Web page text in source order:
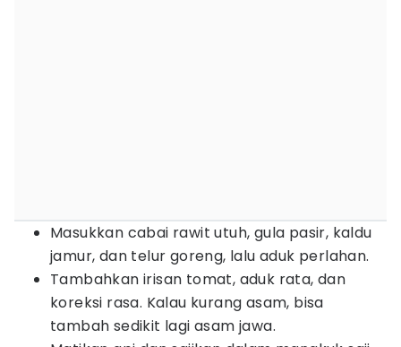
Masukkan cabai rawit utuh, gula pasir, kaldu
jamur, dan telur goreng, lalu aduk perlahan.
Tambahkan irisan tomat, aduk rata, dan
koreksi rasa. Kalau kurang asam, bisa
tambah sedikit lagi asam jawa.